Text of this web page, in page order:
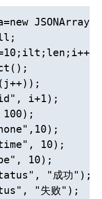
i+1);
10);
10);
"成功");
"失败");